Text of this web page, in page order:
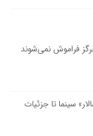
فراموش نمی‌شوند
سینما تا جزئیات